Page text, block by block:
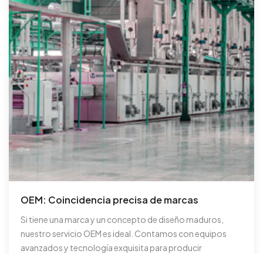
OEM: Coincidencia precisa de marcas
Si tiene una marca y un concepto de diseño maduros,
nuestro servicio OEM es ideal. Contamos con equipos
avanzados y tecnología exquisita para producir